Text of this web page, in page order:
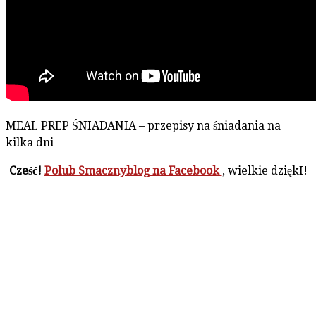
MEAL PREP ŚNIADANIA – przepisy na śniadania na
kilka dni
Cześć! Polub Smacznyblog na Facebook , wielkie dziękI!